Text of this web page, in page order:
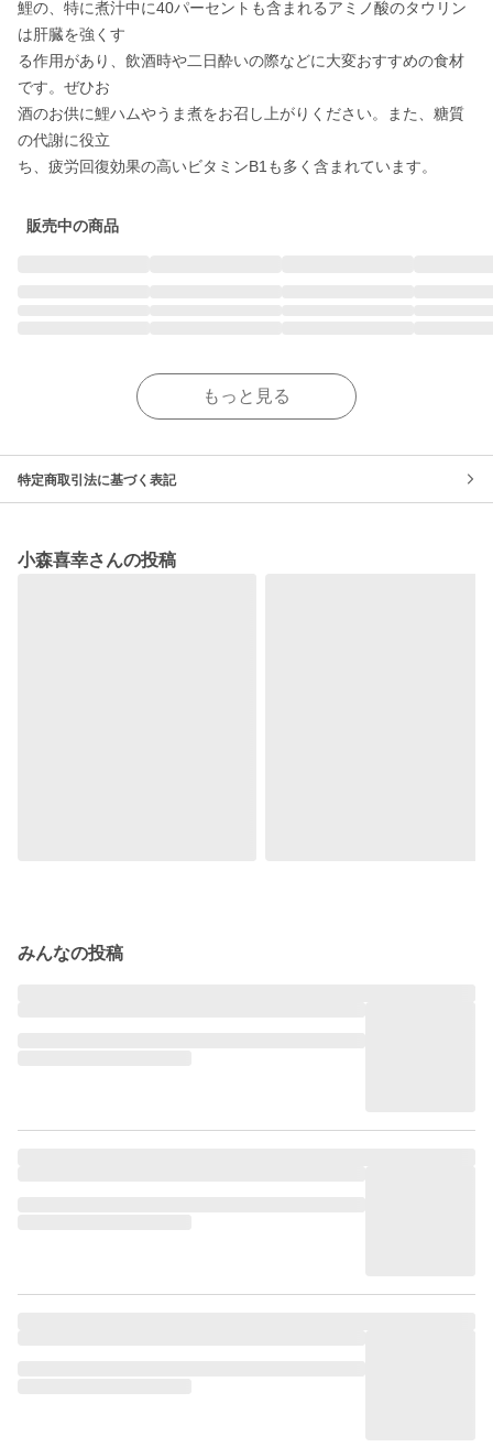
鯉の、特に煮汁中に40パーセントも含まれるアミノ酸のタウリン
は肝臓を強くす
る作用があり、飲酒時や二日酔いの際などに大変おすすめの食材
です。ぜひお
酒のお供に鯉ハムやうま煮をお召し上がりください。また、糖質
の代謝に役立
ち、疲労回復効果の高いビタミンB1も多く含まれています。
販売中の商品
もっと見る
特定商取引法に基づく表記
小森喜幸さんの投稿
みんなの投稿